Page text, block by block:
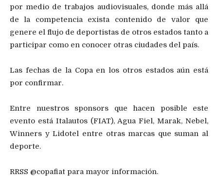
por medio de trabajos audiovisuales, donde más allá
de la competencia exista contenido de valor que
genere el flujo de deportistas de otros estados tanto a
participar como en conocer otras ciudades del país.
Las fechas de la Copa en los otros estados aún está
por confirmar.
Entre nuestros sponsors que hacen posible este
evento está Italautos (FIAT), Agua Fiel, Marak, Nebel,
Winners y Lidotel entre otras marcas que suman al
deporte.
RRSS @copafiat para mayor información.